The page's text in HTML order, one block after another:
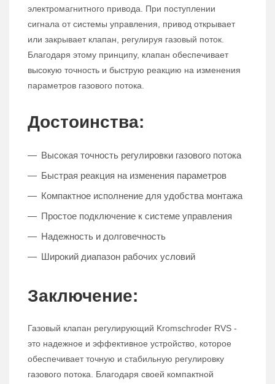
электромагнитного привода. При поступлении
сигнала от системы управления, привод открывает
или закрывает клапан, регулируя газовый поток.
Благодаря этому принципу, клапан обеспечивает
высокую точность и быструю реакцию на изменения
параметров газового потока.
Достоинства:
Высокая точность регулировки газового потока
Быстрая реакция на изменения параметров
Компактное исполнение для удобства монтажа
Простое подключение к системе управления
Надежность и долговечность
Широкий диапазон рабочих условий
Заключение:
Газовый клапан регулирующий Kromschroder RVS -
это надежное и эффективное устройство, которое
обеспечивает точную и стабильную регулировку
газового потока. Благодаря своей компактной